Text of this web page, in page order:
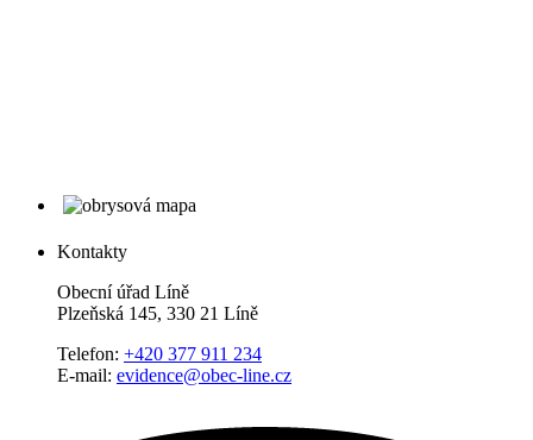
Kontakty
Obecní úřad Líně
Plzeňská 145, 330 21 Líně
Telefon: +420 377 911 234
E-mail: evidence@obec-line.cz